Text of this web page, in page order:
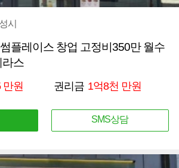
시
플레이스 창업 고정비350만 월수
라스
만원 권리금 1억8천 만원
SMS상담